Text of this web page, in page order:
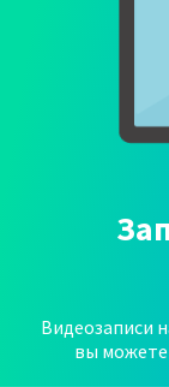
Видеозаписи
вы можете